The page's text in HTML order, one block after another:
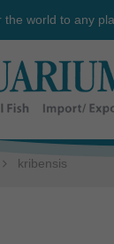
world to any
kribensis